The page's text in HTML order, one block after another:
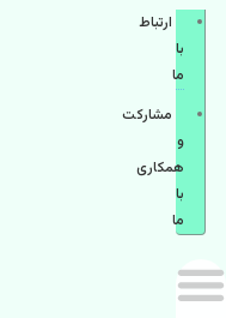
ارتباط
با
ما
مشاركت
و
همكاری
با
ما